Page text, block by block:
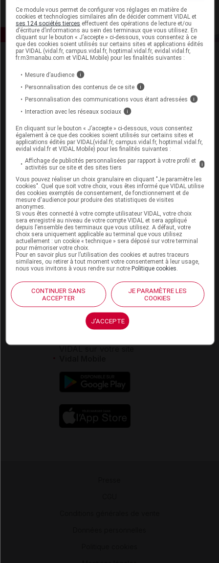
Espace produit
Boutique
VIDAL Expert
VIDAL Hoptimal
eVIDAL
VIDAL Mobile
VIDAL Sécurisation
VIDAL e-Services
Espace institutionnel
Qui sommes-nous ?
VIDAL France
Carrières
Charte éthique et
déontologique
Service client
Contact
Espace partenaires
VIDAL sur votre site
Ce module vous permet de configurer vos réglages en matière de
cookies et technologies similaires afin de décider comment VIDAL et
ses 124 sociétés tierces effectuent des opérations de lecture et/ou
d’écriture d’informations au sein des terminaux que vous utilisez. En
cliquant sur le bouton « J’accepte » ci-dessous, vous consentez à ce
que des cookies soient utilisés sur certains sites et applications édités
par VIDAL (vidal.fr, campus.vidal.fr, hoptimal.vidal.fr, evidal.vidal.fr,
fr.m3manabu.com et VIDAL Mobile) pour les finalités suivantes :
Mesure d’audience i
Personnalisation des contenus de ce site i
Personnalisation des communications vous étant adressées i
Interaction avec les réseaux sociaux i
En cliquant sur le bouton « J’accepte » ci-dessous, vous consentez
également à ce que des cookies soient utilisés sur certains sites et
applications édités par VIDAL(vidal.fr, campus.vidal.fr, hoptimal.vidal.fr,
evidal.vidal.fr et VIDAL Mobile) pour les finalités suivantes :
Affichage de publicités personnalisées par rapport à votre profil et
activités sur ce site et des sites tiers
i
Vous pouvez réaliser un choix granulaire en cliquant "Je paramètre les
cookies". Quel que soit votre choix, vous êtes informé que VIDAL utilise
des cookies exemptés de consentement, de fonctionnement et de
mesure d'audience pour produire des statistiques de visites
anonymes.
Si vous êtes connecté à votre compte utilisateur VIDAL, votre choix
sera enregistré au niveau de votre compte VIDAL et sera appliqué
depuis l’ensemble des terminaux que vous utilisez. A défaut, votre
choix sera uniquement applicable au terminal que vous utilisez
actuellement : un cookie « technique » sera déposé sur votre terminal
pour mémoriser votre choix.
Pour en savoir plus sur l’utilisation des cookies et autres traceurs
similaires, ou retirer à tout moment votre consentement à leur usage,
nous vous invitons à vous rendre sur notrePolitique cookies
CONTINUER SANS
ACCEPTER
JE PARAMÈTRE LES
COOKIES
J'ACCEPTE